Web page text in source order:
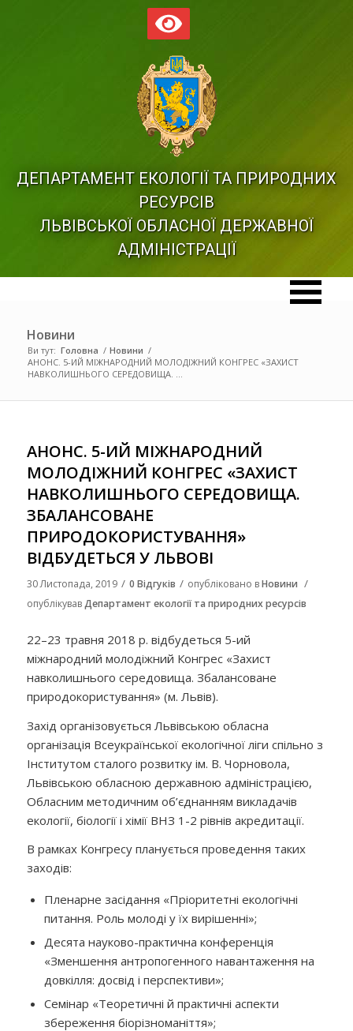
ДЕПАРТАМЕНТ ЕКОЛОГІЇ ТА ПРИРОДНИХ
РЕСУРСІВ
ЛЬВІВСЬКОЇ ОБЛАСНОЇ ДЕРЖАВНОЇ
АДМІНІСТРАЦІЇ
Новини
Ви тут: Головна / Новини /
АНОНС. 5-ИЙ МІЖНАРОДНИЙ МОЛОДІЖНИЙ КОНГРЕС «ЗАХИСТ
НАВКОЛИШНЬОГО СЕРЕДОВИЩА. ...
АНОНС. 5-ИЙ МІЖНАРОДНИЙ
МОЛОДІЖНИЙ КОНГРЕС «ЗАХИСТ
НАВКОЛИШНЬОГО СЕРЕДОВИЩА.
ЗБАЛАНСОВАНЕ
ПРИРОДОКОРИСТУВАННЯ»
ВІДБУДЕТЬСЯ У ЛЬВОВІ
30 Листопада, 2019 / 0 Відгуків / опубліковано вНовини /
опублікувавДепартамент екології та природних ресурсів
22–23 травня 2018 р. відбудеться 5-ий
міжнародний молодіжний Конгрес «Захист
навколишнього середовища. Збалансоване
природокористування» (м. Львів).
Захід організовується Львівською обласна
організація Всеукраїнської екологічної ліги спільно з
Інститутом сталого розвитку ім. В. Чорновола,
Львівською обласною державною адміністрацією,
Обласним методичним об’єднанням викладачів
екології, біології і хімії ВНЗ 1-2 рівнів акредитації.
В рамках Конгресу планується проведення таких
заходів:
Пленарне засідання «Пріоритетні екологічні
питання. Роль молоді у їх вирішенні»;
Десята науково-практична конференція
«Зменшення антропогенного навантаження на
довкілля: досвід і перспективи»;
Семінар «Теоретичні й практичні аспекти
збереження біорізноманіття»;